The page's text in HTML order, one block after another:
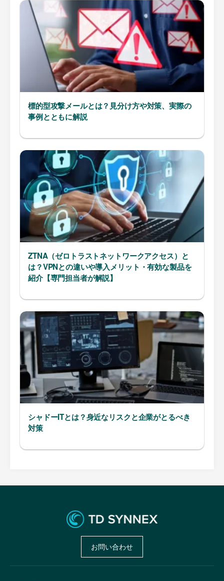
標的型攻撃メールとは？見分け方や対策、実際の
事例とともに解説
ZTNA（ゼロトラストネットワークアクセス）と
は？VPNとの違いや導入メリット・有効な製品を
紹介【専門担当者が解説】
シャドーITとは？身近なリスクと企業がとるべき
対策
お問い合わせ